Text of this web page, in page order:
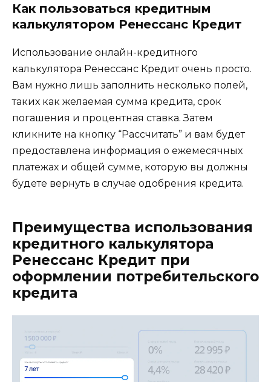
Как пользоваться кредитным
калькулятором Ренессанс Кредит
Использование онлайн-кредитного
калькулятора Ренессанс Кредит очень просто.
Вам нужно лишь заполнить несколько полей,
таких как желаемая сумма кредита, срок
погашения и процентная ставка. Затем
кликните на кнопку “Рассчитать” и вам будет
предоставлена информация о ежемесячных
платежах и общей сумме, которую вы должны
будете вернуть в случае одобрения кредита.
Преимущества использования
кредитного калькулятора
Ренессанс Кредит при
оформлении потребительского
кредита